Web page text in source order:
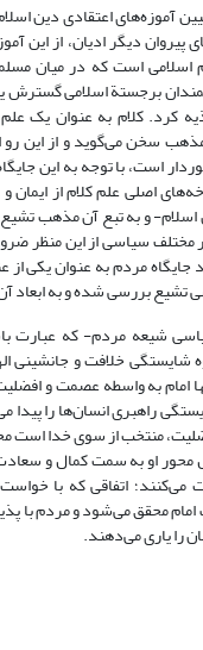
آموزه‌های اعتقادی دین
دیگر ادیان، از این
اسلامی است که در میان
برجستة اسلامی گسترش
کرد. کلام به عنوان یک علم
سخن می‌گوید و از این رو
است، با توجه به این
اصلی علم کلام از ایمان و
و به تبع آن مذهب
مختلف سیاسی از این منظر
جایگاه مردم به عنوان یکی
تشیع بررسی شده و به ابعاد
شیعه مردم- که عبارت
شایستگی خلافت و جانشینی
امام به واسطه عصمت و
راهبری انسان‌ها را پیدا
منتخب از سوی خدا است
محور او به سمت کمال و
اتفاقی که با
محقق می‌شود و مردم با
را یاری می‌دهند.